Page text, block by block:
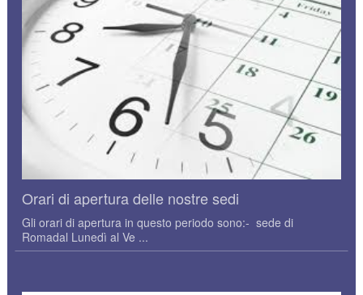
Orari di apertura delle nostre sedi
Gli orari di apertura in questo periodo sono:- sede di
Romadal Lunedì al Ve ...